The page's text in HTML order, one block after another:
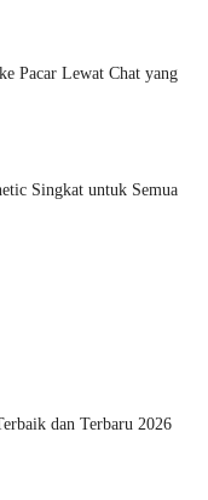
Pacar Lewat Chat yang
Singkat untuk Semua
dan Terbaru 2026